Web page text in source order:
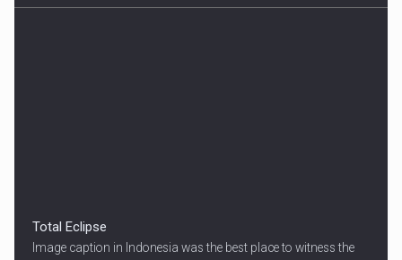
Total Eclipse
Image caption in Indonesia was the best place to witness the